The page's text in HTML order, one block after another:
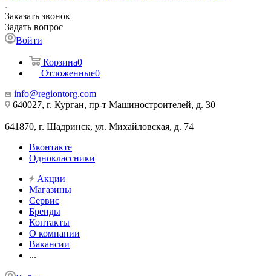
Заказать звонок
Задать вопрос
Войти
Корзина0
Отложенные0
info@regiontorg.com
640027, г. Курган, пр-т Машиностроителей, д. 30
641870, г. Шадринск, ул. Михайловская, д. 74
Вконтакте
Одноклассники
Акции
Магазины
Сервис
Бренды
Контакты
О компании
Вакансии
...